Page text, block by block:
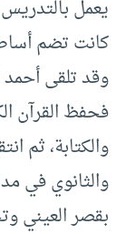
يعمل
كانت تضم
وقد تلقى أحمد
فحفظ القرآن
والكتابة، ثم
والثانوي في
بقصر العيني وتخرج